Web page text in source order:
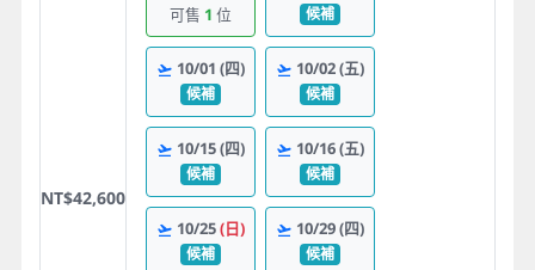
NT$42,600
可售 1 位 候補
10/01 (四)
候補
10/02(五)
候補
10/15(四)
候補
10/16(五)
候補
10/25(日)
候補
10/29(四)
候補